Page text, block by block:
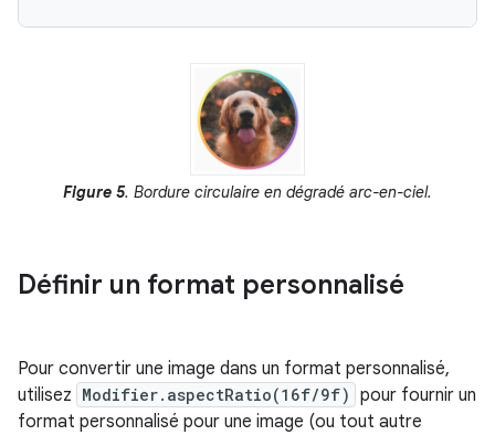
Figure 5. Bordure circulaire en dégradé arc-en-ciel.
Définir un format personnalisé
Pour convertir une image dans un format personnalisé,
utilisez Modifier.aspectRatio(16f/9f) pour fournir un
format personnalisé pour une image (ou tout autre